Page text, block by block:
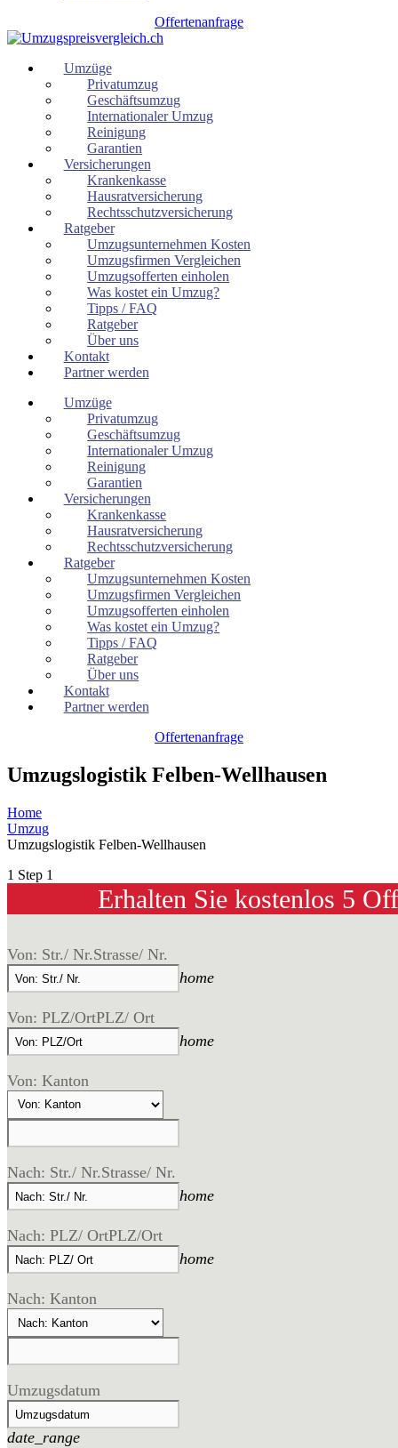
Offertenanfrage
Umzüge
Privatumzug
Geschäftsumzug
Internationaler Umzug
Reinigung
Garantien
Versicherungen
Krankenkasse
Hausratversicherung
Rechtsschutzversicherung
Ratgeber
Umzugsunternehmen Kosten
Umzugsfirmen Vergleichen
Umzugsofferten einholen
Was kostet ein Umzug?
Tipps / FAQ
Ratgeber
Über uns
Kontakt
Partner werden
Umzüge
Privatumzug
Geschäftsumzug
Internationaler Umzug
Reinigung
Garantien
Versicherungen
Krankenkasse
Hausratversicherung
Rechtsschutzversicherung
Ratgeber
Umzugsunternehmen Kosten
Umzugsfirmen Vergleichen
Umzugsofferten einholen
Was kostet ein Umzug?
Tipps / FAQ
Ratgeber
Über uns
Kontakt
Partner werden
Offertenanfrage
Umzugslogistik Felben-Wellhausen
Home
Umzug
Umzugslogistik Felben-Wellhausen
1 Step 1
Erhalten Sie kostenlos 5
Von: Str./ Nr.Strasse/ Nr.
home
Von: PLZ/OrtPLZ/ Ort
home
Von: Kanton
Nach: Str./ Nr.Strasse/ Nr.
home
Nach: PLZ/ OrtPLZ/Ort
home
Nach: Kanton
Umzugsdatum
date_range